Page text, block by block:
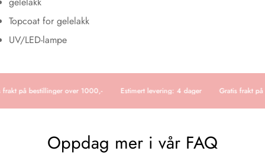
Topcoat for gelelakk
UV/LED-lampe
på bestillinger over 1000,- Estimert levering: 4 dager Gratis frakt
Oppdag mer i vår FAQ